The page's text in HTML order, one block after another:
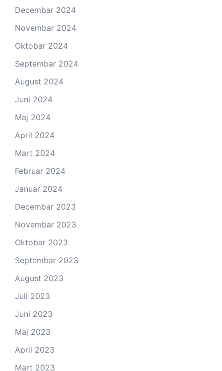
Decembar 2024
Novembar 2024
Oktobar 2024
Septembar 2024
August 2024
Juni 2024
Maj 2024
April 2024
Mart 2024
Februar 2024
Januar 2024
Decembar 2023
Novembar 2023
Oktobar 2023
Septembar 2023
August 2023
Juli 2023
Juni 2023
Maj 2023
April 2023
Mart 2023